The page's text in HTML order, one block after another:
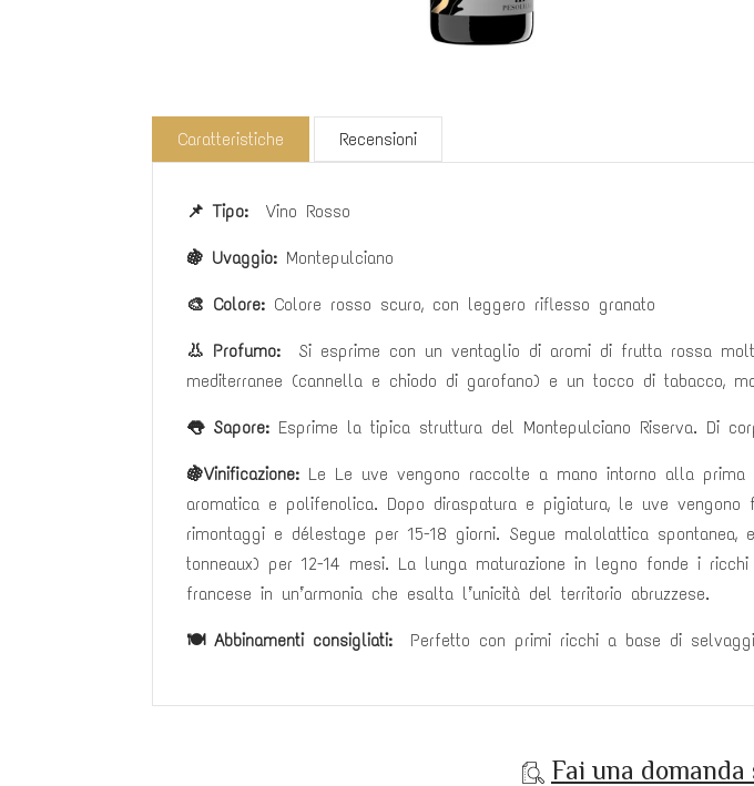
Caratteristiche Recensioni
📌 Tipo: Vino Rosso
🍇 Uvaggio: Montepulciano
🎨 Colore: Colore rosso scuro, con leggero riflesso granato
👃 Profumo:
Si esprime con un ventaglio di aromi di frutta rossa
mediterranee (cannella e chiodo di garofano) e un tocco di tabacco,
👅 Sapore: Esprime la tipica struttura del Montepulciano Riserva. Di
🍇Vinificazione: Le Le uve vengono raccolte a mano intorno alla prima
aromatica e polifenolica. Dopo diraspatura e pigiatura, le uve
rimontaggi e délestage per 15-18 giorni. Segue malolattica
tonneaux) per 12-14 mesi. La lunga maturazione in legno fonde i
francese in un’armonia che esalta l’unicità del territorio abruzzese.
🍽️ Abbinamenti consigliati: Perfetto con primi ricchi a base di
Fai una